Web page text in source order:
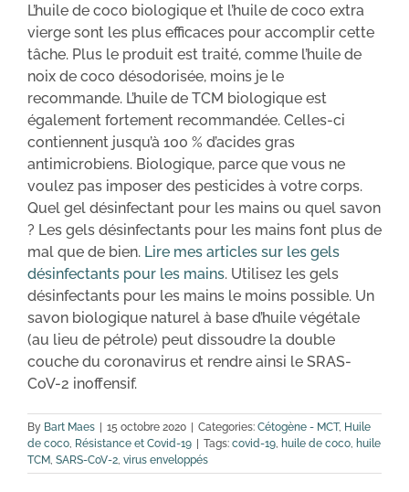
L’huile de coco biologique et l’huile de coco extra
vierge sont les plus efficaces pour accomplir cette
tâche. Plus le produit est traité, comme l’huile de
noix de coco désodorisée, moins je le
recommande. L’huile de TCM biologique est
également fortement recommandée. Celles-ci
contiennent jusqu’à 100 % d’acides gras
antimicrobiens. Biologique, parce que vous ne
voulez pas imposer des pesticides à votre corps.
Quel gel désinfectant pour les mains ou quel savon
? Les gels désinfectants pour les mains font plus de
mal que de bien. Lire mes articles sur les gels
désinfectants pour les mains. Utilisez les gels
désinfectants pour les mains le moins possible. Un
savon biologique naturel à base d’huile végétale
(au lieu de pétrole) peut dissoudre la double
couche du coronavirus et rendre ainsi le SRAS-
CoV-2 inoffensif.
By Bart Maes | 15 octobre 2020 | Categories: Cétogène - MCT, Huile
de coco Résistance et Covid-19 | Tags: covid-19 huile de coco huile
TCM SARS-CoV-2 virus enveloppés